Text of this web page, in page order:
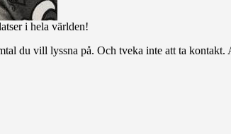
i hela världen!
du vill lyssna på. Och tveka inte att ta